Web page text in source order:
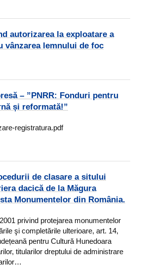
autorizarea la exploatare a
vânzarea lemnului de foc
– ”PNRR: Fonduri pentru
și reformată!”
registratura.pdf
de clasare a sitului
dacică de la Măgura
Monumentelor din România.
privind protejarea monumentelor
şi completările ulterioare, art. 14,
pentru Cultură Hunedoara
titularilor dreptului de administrare